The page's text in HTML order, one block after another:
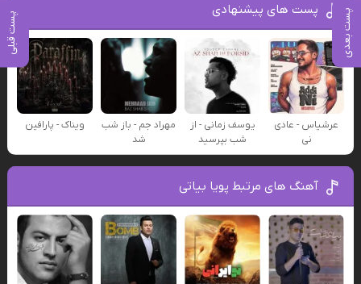
پست بعدی پست قبلی
پست های پیشنهادی
عرشیاس - عادی
نی
یوسف زمانی - از
شب بپرسید
مهراد جم - باز شب
شد
ویناک - پارافین
آهنگ های مرتبط پویا بیاتی